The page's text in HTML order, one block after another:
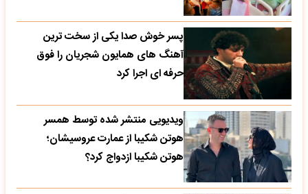
پسر خوش صدا یکی از سخت ترین
آهنگ های همایون شجریان را فوق
حرفه ای اجرا کرد
ویدیویی منتشر شده توسط همسر
هوتن شکیبا از عمارت عروسیشان؛
هوتن شکیبا ازدواج کرد؟